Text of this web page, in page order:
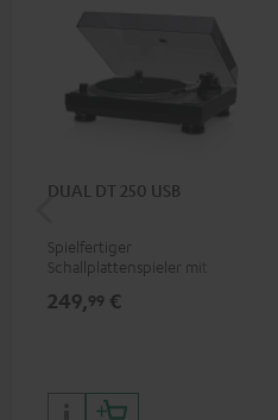
DUAL DT 250 USB
Spielfertiger
Schallplattenspieler mit
LP und Singles
249,99 €